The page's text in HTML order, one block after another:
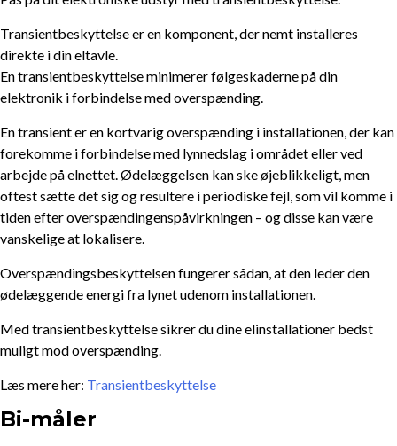
Transientbeskyttelse er en komponent, der nemt installeres
direkte i din eltavle.
En transientbeskyttelse minimerer følgeskaderne på din
elektronik i forbindelse med overspænding.
En transient er en kortvarig overspænding i installationen, der kan
forekomme i forbindelse med lynnedslag i området eller ved
arbejde på elnettet. Ødelæggelsen kan ske øjeblikkeligt, men
oftest sætte det sig og resultere i periodiske fejl, som vil komme i
tiden efter overspændingenspåvirkningen – og disse kan være
vanskelige at lokalisere.
Overspændingsbeskyttelsen fungerer sådan, at den leder den
ødelæggende energi fra lynet udenom installationen.
Med transientbeskyttelse sikrer du dine elinstallationer bedst
muligt mod overspænding.
Læs mere her: Transientbeskyttelse
Bi-måler